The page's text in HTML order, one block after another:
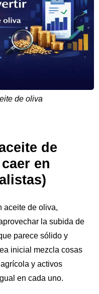
de oliva
de
en
aceite de oliva,
la subida de
parece sólido y
inicial mezcla cosas
y activos
en cada uno.